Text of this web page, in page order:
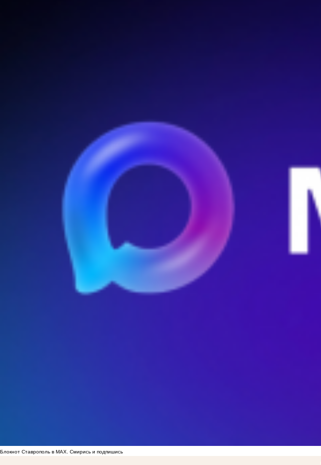
Блокнот Ставрополь в MAX. Смирись и подпишись